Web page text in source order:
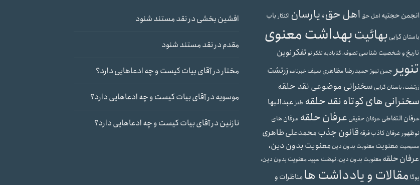
انجمن حجتیه اهل حق اهل حق، یارسان اکنکارباب
باستان گرایی بهائیتبهداشت معنوی
تاریخ و شخصیت شناسی تصوف، گنابادیه تفکر نوتفکر نوین
تنویر جمن نیوزحمیدرضا مظاهری سیفخبرنامهزرتشت
زرتشت، باستان گرایی سخنرانی موضوعی نقد حلقه
سخنرانی های کوتاه نقد حلقه طنزعبدالبها
عرفان التقاطی عرفان حقیقی عرفان حلقه عرفان های
نوظهورعرفان کاذبفرقه قانون جذبمحمدعلی طاهری
مسیحیت معنویت معنویت بدون دین معنویت بدون دین،
عرفان حلقه معنویت بدون دین، نهضت سپیدمعنویت بدون دین،
یوگا مقالات و یادداشت هامناظرات و
افشین بخشیدرنقد مستند شنود
مقدمدرنقد مستند شنود
مختاردرآقای بیات کیست و چه ادعاهایی دارد؟
موسویهدرآقای بیات کیست و چه ادعاهایی دارد؟
نازنیندرآقای بیات کیست و چه ادعاهایی دارد؟